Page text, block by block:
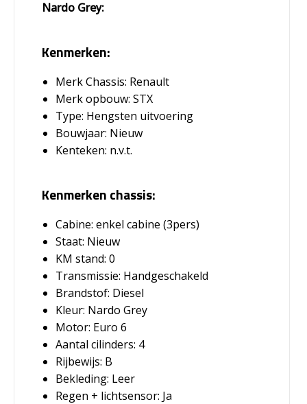
Nardo Grey:
Kenmerken:
Merk Chassis: Renault
Merk opbouw: STX
Type: Hengsten uitvoering
Bouwjaar: Nieuw
Kenteken: n.v.t.
Kenmerken chassis:
Cabine: enkel cabine (3pers)
Staat: Nieuw
KM stand: 0
Transmissie: Handgeschakeld
Brandstof: Diesel
Kleur: Nardo Grey
Motor: Euro 6
Aantal cilinders: 4
Rijbewijs: B
Bekleding: Leer
Regen + lichtsensor: Ja